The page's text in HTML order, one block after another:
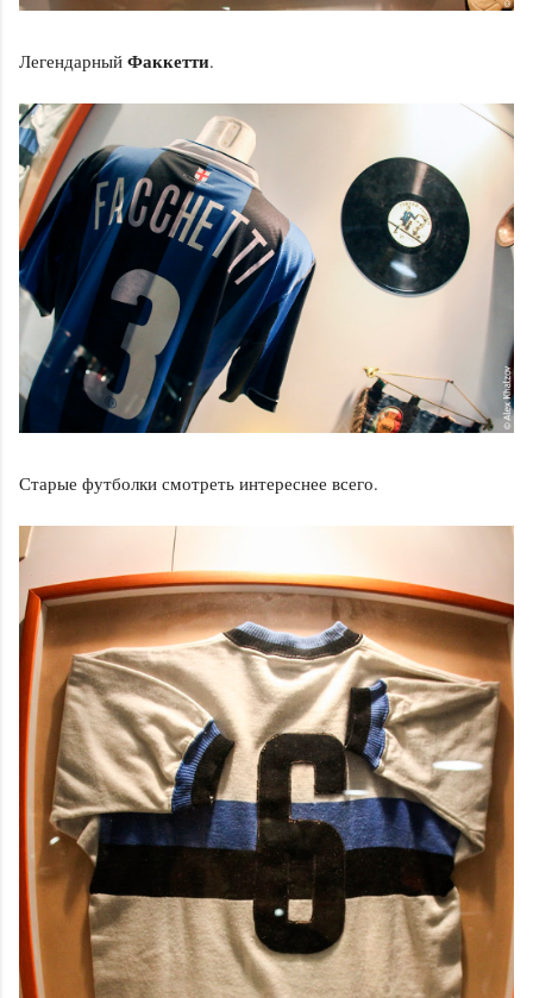
Легендарный Факкетти.
Старые футболки смотреть интереснее всего.